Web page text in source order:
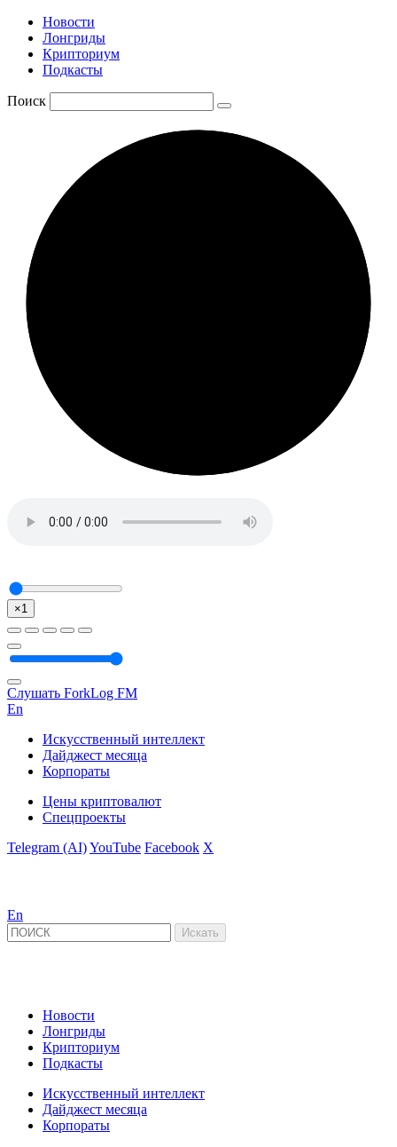
Новости
Лонгриды
Крипториум
Подкасты
Поиск
×1
Слушать ForkLog FM
En
Искусственный интеллект
Дайджест месяца
Корпораты
Цены криптовалют
Спецпроекты
Telegram (AI)YouTube Facebook X
En
Новости
Лонгриды
Крипториум
Подкасты
Искусственный интеллект
Дайджест месяца
Корпораты